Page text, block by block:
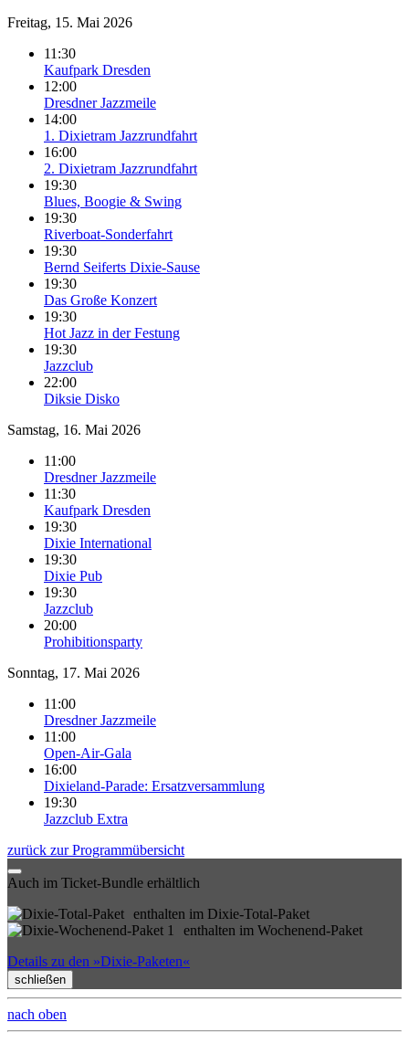
Freitag, 15. Mai 2026
11:30
Kaufpark Dresden
12:00
Dresdner Jazzmeile
14:00
1. Dixietram Jazzrundfahrt
16:00
2. Dixietram Jazzrundfahrt
19:30
Blues, Boogie & Swing
19:30
Riverboat-Sonderfahrt
19:30
Bernd Seiferts Dixie-Sause
19:30
Das Große Konzert
19:30
Hot Jazz in der Festung
19:30
Jazzclub
22:00
Diksie Disko
Samstag, 16. Mai 2026
11:00
Dresdner Jazzmeile
11:30
Kaufpark Dresden
19:30
Dixie International
19:30
Dixie Pub
19:30
Jazzclub
20:00
Prohibitionsparty
Sonntag, 17. Mai 2026
11:00
Dresdner Jazzmeile
11:00
Open-Air-Gala
16:00
Dixieland-Parade: Ersatzversammlung
19:30
Jazzclub Extra
zurück zur Programmübersicht
Auch im Ticket-Bundle erhältlich
enthalten im Dixie-Total-Paket
enthalten im Wochenend-Paket
Details zu den »Dixie-Paketen«
schließen
nach oben